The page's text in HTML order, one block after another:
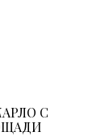
С